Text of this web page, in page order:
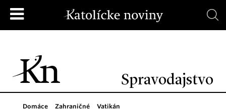
Spravodajstvo
Domáce Zahraničné Vatikán